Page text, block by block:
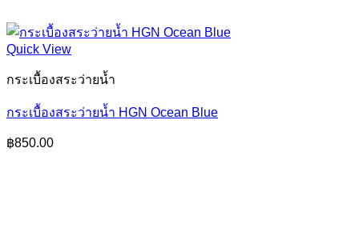
Quick View
กระเบื้องสระว่ายน้ำ
กระเบื้องสระว่ายน้ำ HGN Ocean Blue
฿850.00